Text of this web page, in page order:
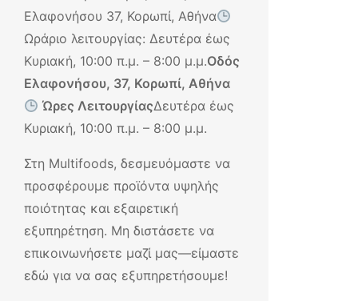
Ελαφονήσου 37, Κορωπί, Αθήνα
Ωράριο λειτουργίας: Δευτέρα έως
Κυριακή, 10:00 π.μ. – 8:00 μ.μ.Οδός
Ελαφονήσου, 37, Κορωπί, Αθήνα
Ώρες ΛειτουργίαςΔευτέρα έως
Κυριακή, 10:00 π.μ. – 8:00 μ.μ.
Στη Multifoods, δεσμευόμαστε να
προσφέρουμε προϊόντα υψηλής
ποιότητας και εξαιρετική
εξυπηρέτηση. Μη διστάσετε να
επικοινωνήσετε μαζί μας—είμαστε
εδώ για να σας εξυπηρετήσουμε!